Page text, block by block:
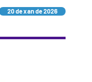
20 de xan de 2026